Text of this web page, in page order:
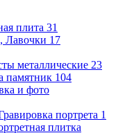
плита 31
Лавочки 17
металлические 23
памятник 104
и фото
портрета 1
плитка